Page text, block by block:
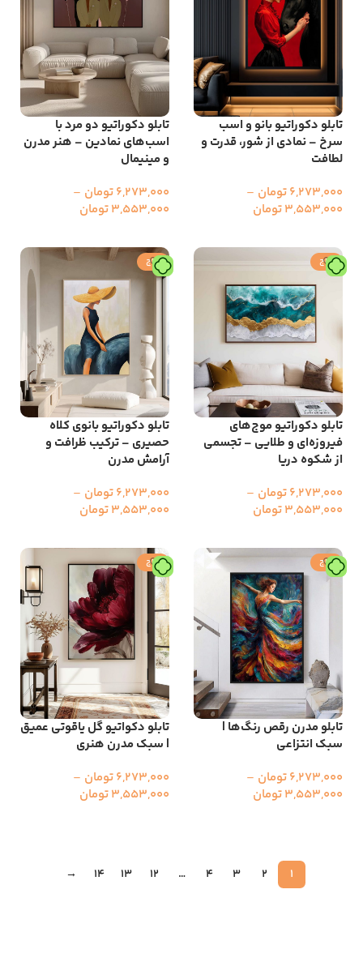
تابلو دکوراتیو بانو و اسب
سرخ – نمادی از شور، قدرت و
لطافت
6,273,000تومان –
3,553,000تومان
تابلو دکوراتیو دو مرد با
اسب‌های نمادین – هنر مدرن
و مینیمال
6,273,000تومان –
3,553,000تومان
حراج
تابلو دکوراتیو موج‌های
فیروزه‌ای و طلایی – تجسمی
از شکوه دریا
6,273,000تومان –
3,553,000تومان
حراج
تابلو دکوراتیو بانوی کلاه‌
حصیری – ترکیب ظرافت و
آرامش مدرن
6,273,000تومان –
3,553,000تومان
حراج
تابلو مدرن رقص رنگ‌ها |
سبک انتزاعی
6,273,000تومان –
3,553,000تومان
حراج
تابلو دکواتیو گل یاقوتی عمیق
| سبک مدرن هنری
6,273,000تومان –
3,553,000تومان
1
2
3
4
…
12
13
14
→